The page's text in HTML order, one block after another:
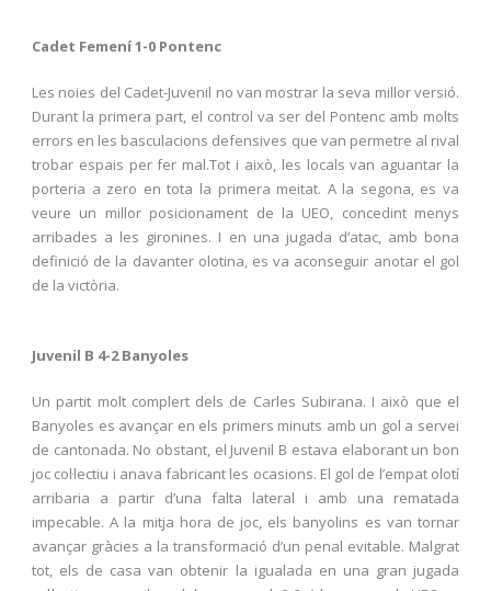
Cadet Femení 1-0 Pontenc
Les noies del Cadet-Juvenil no van mostrar la seva millor versió.
Durant la primera part, el control va ser del Pontenc amb molts
errors en les basculacions defensives que van permetre al rival
trobar espais per fer mal.Tot i això, les locals van aguantar la
porteria a zero en tota la primera meitat. A la segona, es va
veure un millor posicionament de la UEO, concedint menys
arribades a les gironines. I en una jugada d’atac, amb bona
definició de la davanter olotina, es va aconseguir anotar el gol
de la victòria.
Juvenil B 4-2 Banyoles
Un partit molt complert dels de Carles Subirana. I això que el
Banyoles es avançar en els primers minuts amb un gol a servei
de cantonada. No obstant, el Juvenil B estava elaborant un bon
joc col·lectiu i anava fabricant les ocasions. El gol de l’empat olotí
arribaria a partir d’una falta lateral i amb una rematada
impecable. A la mitja hora de joc, els banyolins es van tornar
avançar gràcies a la transformació d’un penal evitable. Malgrat
tot, els de casa van obtenir la igualada en una gran jugada